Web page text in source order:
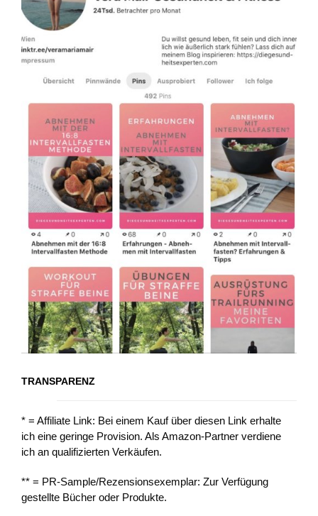
TRANSPARENZ
* = Affiliate Link: Bei einem Kauf über diesen Link erhalte
ich eine geringe Provision. Als Amazon-Partner verdiene
ich an qualifizierten Verkäufen.
** = PR-Sample/Rezensionsexemplar: Zur Verfügung
gestellte Bücher oder Produkte.